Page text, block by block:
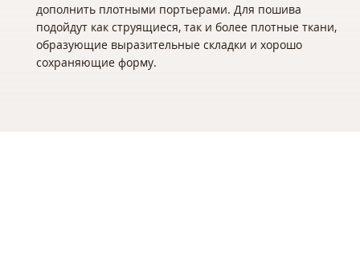
дополнить плотными портьерами. Для пошива
подойдут как струящиеся, так и более плотные ткани,
образующие выразительные складки и хорошо
сохраняющие форму.